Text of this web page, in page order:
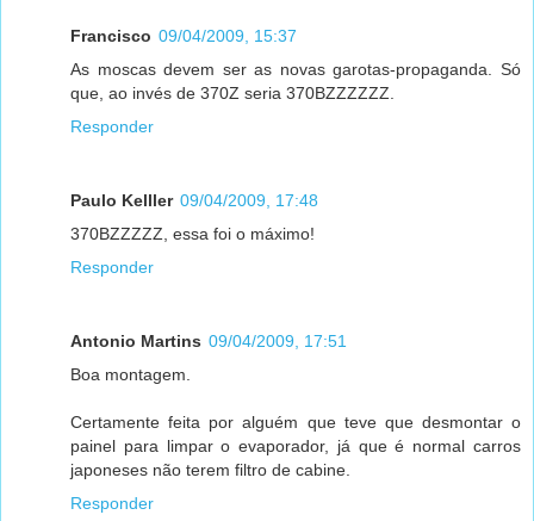
Francisco 09/04/2009, 15:37
As moscas devem ser as novas garotas-propaganda. Só
que, ao invés de 370Z seria 370BZZZZZZ.
Responder
Paulo Kelller 09/04/2009, 17:48
370BZZZZZ, essa foi o máximo!
Responder
Antonio Martins 09/04/2009, 17:51
Boa montagem.
Certamente feita por alguém que teve que desmontar o
painel para limpar o evaporador, já que é normal carros
japoneses não terem filtro de cabine.
Responder